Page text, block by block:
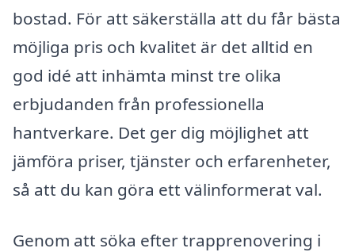
bostad. För att säkerställa att du får bästa
möjliga pris och kvalitet är det alltid en
god idé att inhämta minst tre olika
erbjudanden från professionella
hantverkare. Det ger dig möjlighet att
jämföra priser, tjänster och erfarenheter,
så att du kan göra ett välinformerat val.
Genom att söka efter trapprenovering i